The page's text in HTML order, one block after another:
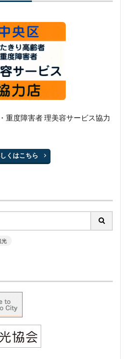
重度障害者 理美容サービス協力
くはこちら
光